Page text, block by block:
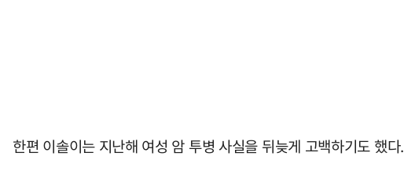
한편 이솔이는 지난해 여성 암 투병 사실을 뒤늦게 고백하기도 했다.